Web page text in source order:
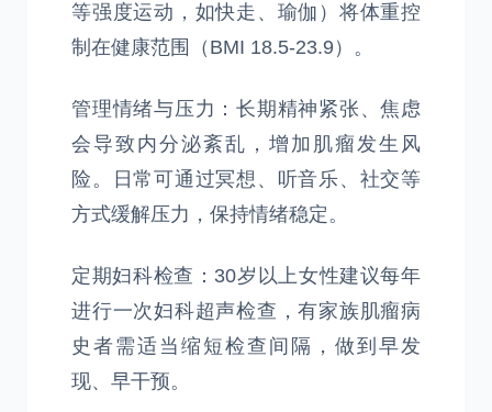
等强度运动，如快走、瑜伽）将体重控
制在健康范围（BMI 18.5-23.9）。
管理情绪与压力：长期精神紧张、焦虑
会导致内分泌紊乱，增加肌瘤发生风
险。日常可通过冥想、听音乐、社交等
方式缓解压力，保持情绪稳定。
定期妇科检查：30岁以上女性建议每年
进行一次妇科超声检查，有家族肌瘤病
史者需适当缩短检查间隔，做到早发
现、早干预。